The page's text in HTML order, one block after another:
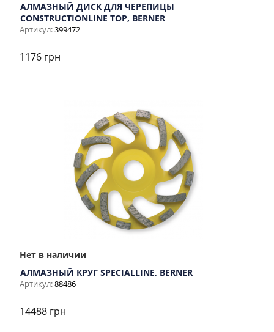
АЛМАЗНЫЙ ДИСК ДЛЯ ЧЕРЕПИЦЫ
CONSTRUCTIONLINE TOP, BERNER
Артикул:399472
1176 грн
Нет в наличии
АЛМАЗНЫЙ КРУГ SPECIALLINE, BERNER
Артикул:88486
14488 грн